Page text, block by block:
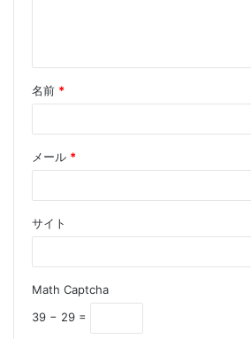
名前 *
メール *
サイト
Math Captcha
39 − 29 =